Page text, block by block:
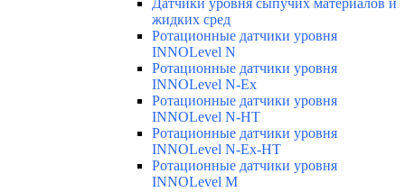
Датчики уровня сыпучих материалов и
жидких сред
Ротационные датчики уровня
INNOLevel N
Ротационные датчики уровня
INNOLevel N-Ex
Ротационные датчики уровня
INNOLevel N-HT
Ротационные датчики уровня
INNOLevel N-Ex-HT
Ротационные датчики уровня
INNOLevel M